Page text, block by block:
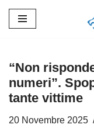
contenuto
“Non
numeri”.
tante vittime
20 Novembre 2025